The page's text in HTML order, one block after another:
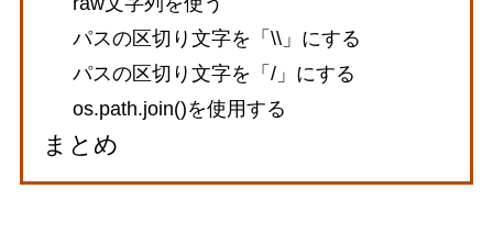
パスの区切り文字を「\\」にする
パスの区切り文字を「/」にする
os.path.join()を使用する
まとめ